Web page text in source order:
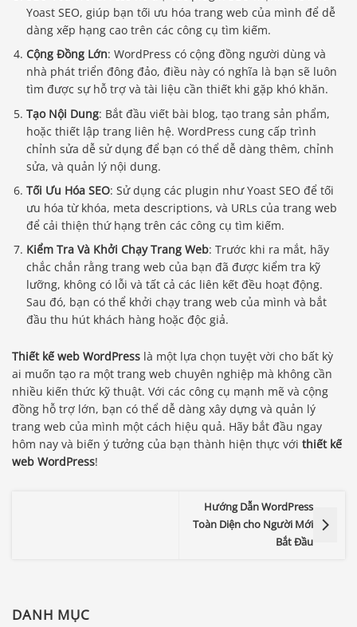
Yoast SEO, giúp bạn tối ưu hóa trang web của mình để dễ
dàng xếp hạng cao trên các công cụ tìm kiếm.
Cộng Đồng Lớn: WordPress có cộng đồng người dùng và
nhà phát triển đông đảo, điều này có nghĩa là bạn sẽ luôn
tìm được sự hỗ trợ và tài liệu cần thiết khi gặp khó khăn.
Tạo Nội Dung: Bắt đầu viết bài blog, tạo trang sản phẩm,
hoặc thiết lập trang liên hệ. WordPress cung cấp trình
chỉnh sửa dễ sử dụng để bạn có thể dễ dàng thêm, chỉnh
sửa, và quản lý nội dung.
Tối Ưu Hóa SEO: Sử dụng các plugin như Yoast SEO để tối
ưu hóa từ khóa, meta descriptions, và URLs của trang web
để cải thiện thứ hạng trên các công cụ tìm kiếm.
Kiểm Tra Và Khởi Chạy Trang Web: Trước khi ra mắt, hãy
chắc chắn rằng trang web của bạn đã được kiểm tra kỹ
lưỡng, không có lỗi và tất cả các liên kết đều hoạt động.
Sau đó, bạn có thể khởi chạy trang web của mình và bắt
đầu thu hút khách hàng hoặc độc giả.
Thiết kế web WordPress là một lựa chọn tuyệt vời cho bất kỳ
ai muốn tạo ra một trang web chuyên nghiệp mà không cần
nhiều kiến thức kỹ thuật. Với các công cụ mạnh mẽ và cộng
đồng hỗ trợ lớn, bạn có thể dễ dàng xây dựng và quản lý
trang web của mình một cách hiệu quả. Hãy bắt đầu ngay
hôm nay và biến ý tưởng của bạn thành hiện thực với thiết kế
web WordPress!
Hướng Dẫn WordPress
Toàn Diện cho Người Mới
Bắt Đầu
DANH MỤC